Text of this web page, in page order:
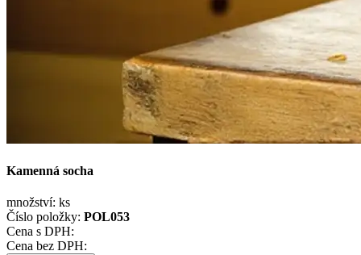
Kamenná socha
množství: ks
Číslo položky: POL053
Cena s DPH:
Cena bez DPH: